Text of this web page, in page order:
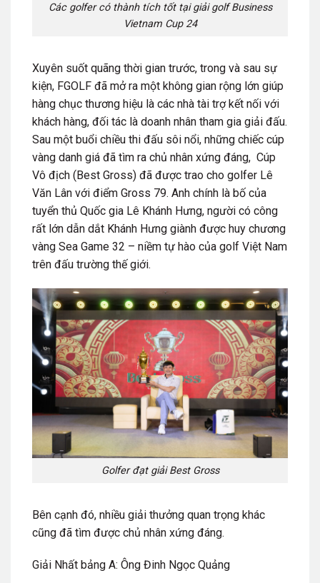
Các golfer có thành tích tốt tại giải golf Business
Vietnam Cup 24
Xuyên suốt quãng thời gian trước, trong và sau sự
kiện, FGOLF đã mở ra một không gian rộng lớn giúp
hàng chục thương hiệu là các nhà tài trợ kết nối với
khách hàng, đối tác là doanh nhân tham gia giải đấu.
Sau một buổi chiều thi đấu sôi nổi, những chiếc cúp
vàng danh giá đã tìm ra chủ nhân xứng đáng, Cúp
Vô địch (Best Gross) đã được trao cho golfer Lê
Văn Lân với điểm Gross 79. Anh chính là bố của
tuyển thủ Quốc gia Lê Khánh Hưng, người có công
rất lớn dẫn dắt Khánh Hưng giành được huy chương
vàng Sea Game 32 – niềm tự hào của golf Việt Nam
trên đấu trường thế giới.
Golfer đạt giải Best Gross
Bên cạnh đó, nhiều giải thưởng quan trọng khác
cũng đã tìm được chủ nhân xứng đáng.
Giải Nhất bảng A: Ông Đinh Ngọc Quảng